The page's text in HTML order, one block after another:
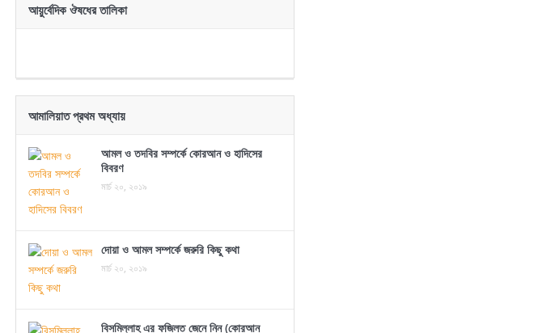
আয়ুর্বেদিক ঔষধের তালিকা
আমালিয়াত প্রথম অধ্যায়
আমল ও তদবির সম্পর্কে কোরআন ও হাদিসের
বিবরণ
মার্চ ২০, ২০১৯
দোয়া ও আমল সম্পর্কে জরুরি কিছু কথা
মার্চ ২০, ২০১৯
বিসমিল্লাহ এর ফজিলত জেনে নিন (কোরআন